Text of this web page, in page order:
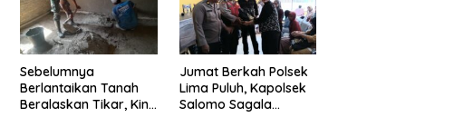
Sebelumnya
Berlantaikan Tanah
Beralaskan Tikar, Kini
Jumat Berkah Polsek
Lima Puluh, Kapolsek
Salomo Sagala